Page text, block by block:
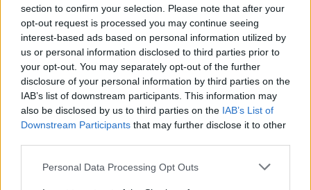
section to confirm your selection. Please note that after your
opt-out request is processed you may continue seeing
interest-based ads based on personal information utilized by
us or personal information disclosed to third parties prior to
your opt-out. You may separately opt-out of the further
disclosure of your personal information by third parties on the
IAB’s list of downstream participants. This information may
also be disclosed by us to third parties on the IAB’s List of
Downstream Participants that may further disclose it to other
Personal Data Processing Opt Outs
Η νέα εποχή της επιχειρηματικής
χρηματοδότησης και η αξία των
συνεργειών